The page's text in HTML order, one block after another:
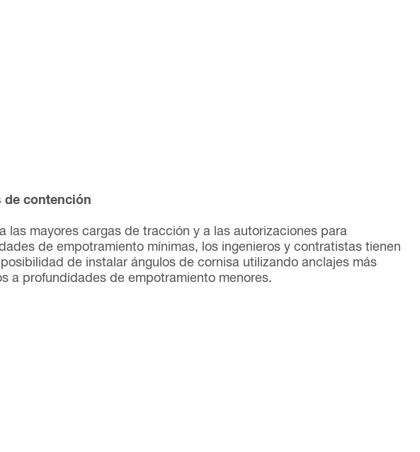
de contención
las mayores cargas de tracción y a las autorizaciones para
de empotramiento mínimas, los ingenieros y contratistas tienen
de instalar ángulos de cornisa utilizando anclajes más
a profundidades de empotramiento menores.